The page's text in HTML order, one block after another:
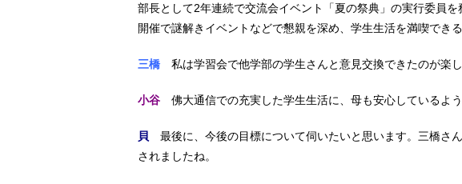
部長として2年連続で交流会イベント「夏の祭典」の実行委員
開催で謎解きイベントなどで懇親を深め、学生生活を満喫でき
三橋 私は学習会で他学部の学生さんと意見交換できたのが楽し
小谷 佛大通信での充実した学生生活に、母も安心しているよう
貝 最後に、今後の目標について伺いたいと思います。三橋さ
されましたね。